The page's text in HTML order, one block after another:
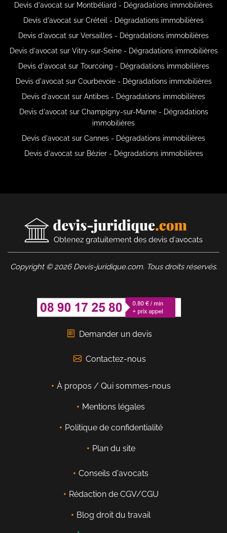
Devis d'avocat sur Montbéliard - Dégradations immobilières
Devis d'avocat sur Créteil - Dégradations immobilières
Devis d'avocat sur Versailles - Dégradations immobilières
Devis d'avocat sur Vitry-sur-Seine - Dégradations immobilières
Devis d'avocat sur Tourcoing - Dégradations immobilières
Devis d'avocat sur Courbevoie - Dégradations immobilières
Devis d'avocat sur Antibes - Dégradations immobilières
Devis d'avocat sur Champigny-sur-Marne - Dégradations
immobilières
Devis d'avocat sur Cannes - Dégradations immobilières
Devis d'avocat sur Bézier - Dégradations immobilières
Copyright © 2026 Devis-juridique.com. Tous droits réservés.
Demander un devis
Contactez-nous
À propos / Qui sommes-nous
Mentions légales
Politique de confidentialité
Plan du site
Conseils d'avocats
Rédaction de CGV/CGU
Blog droit du travail